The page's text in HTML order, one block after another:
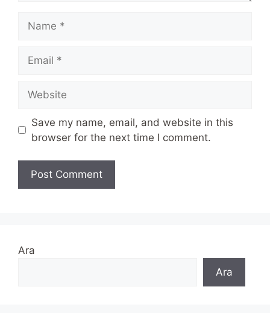
Save my name, email, and website in this
browser for the next time I comment.
Ara
Ara